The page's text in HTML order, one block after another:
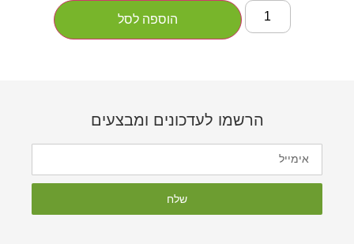
הוספה לסל
הרשמו לעדכונים ומבצעים
שלח